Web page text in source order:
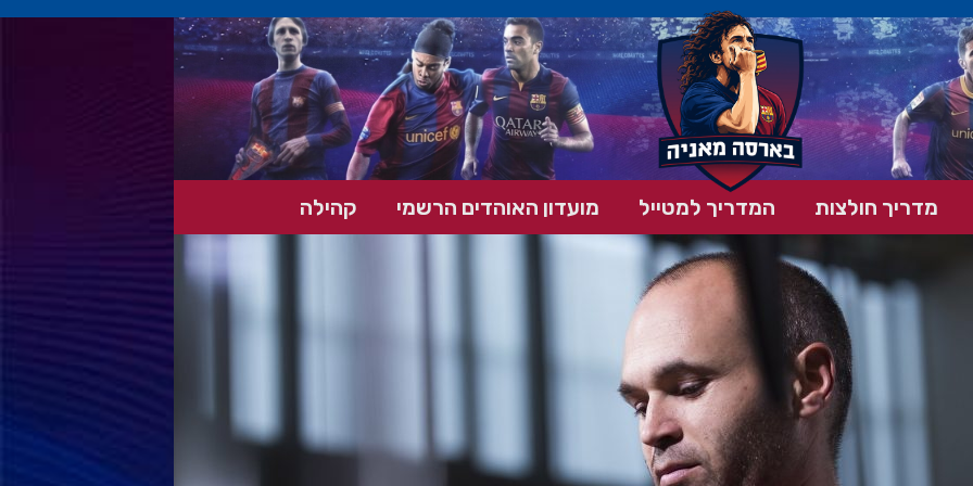
מדריך חולצות המדריך למטייל מועדון האוהדים הרשמי קהילה